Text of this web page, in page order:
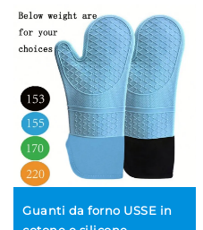
Guanti da forno USSE in